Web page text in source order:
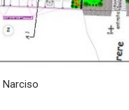
Narciso